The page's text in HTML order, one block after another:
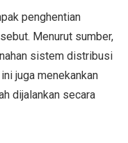
penghentian
Menurut sumber,
sistem distribusi
juga menekankan
dijalankan secara